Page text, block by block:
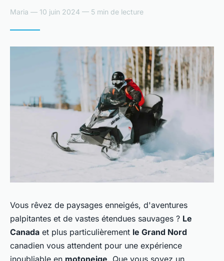
Maria — 10 juin 2024 — 5 min de lecture
Vous rêvez de paysages enneigés, d'aventures
palpitantes et de vastes étendues sauvages ? Le
Canada et plus particulièrement le Grand Nord
canadien vous attendent pour une expérience
inoubliable en motoneige. Que vous soyez un